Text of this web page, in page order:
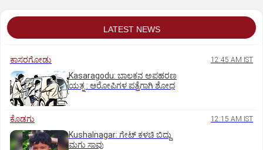
LATEST NEWS
ಕಾಸರಗೋಡು 12:45 AM IST
Kasaragodu: ಬಾಲಕನ ಅಪಹರಣ
ಯತ್ನ : ಆರೋಪಿಗಳ ಪತ್ತೆಗಾಗಿ ಶೋಧ
ಕೊಡಗು 12:15 AM IST
Kushalnagar: ಗೇಟ್ ಕಳಚಿ ಬಿದ್ದು
ಮಗು ಸಾವು